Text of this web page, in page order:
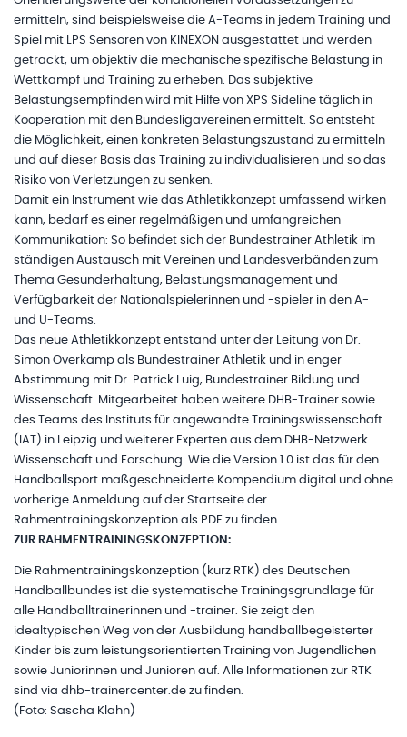
ermitteln, sind beispielsweise die A-Teams in jedem Training und
Spiel mit LPS Sensoren von KINEXON ausgestattet und werden
getrackt, um objektiv die mechanische spezifische Belastung in
Wettkampf und Training zu erheben. Das subjektive
Belastungsempfinden wird mit Hilfe von XPS Sideline täglich in
Kooperation mit den Bundesligavereinen ermittelt. So entsteht
die Möglichkeit, einen konkreten Belastungszustand zu ermitteln
und auf dieser Basis das Training zu individualisieren und so das
Risiko von Verletzungen zu senken.
Damit ein Instrument wie das Athletikkonzept umfassend wirken
kann, bedarf es einer regelmäßigen und umfangreichen
Kommunikation: So befindet sich der Bundestrainer Athletik im
ständigen Austausch mit Vereinen und Landesverbänden zum
Thema Gesunderhaltung, Belastungsmanagement und
Verfügbarkeit der Nationalspielerinnen und -spieler in den A-
und U-Teams.
Das neue Athletikkonzept entstand unter der Leitung von Dr.
Simon Overkamp als Bundestrainer Athletik und in enger
Abstimmung mit Dr. Patrick Luig, Bundestrainer Bildung und
Wissenschaft. Mitgearbeitet haben weitere DHB-Trainer sowie
des Teams des Instituts für angewandte Trainingswissenschaft
(IAT) in Leipzig und weiterer Experten aus dem DHB-Netzwerk
Wissenschaft und Forschung. Wie die Version 1.0 ist das für den
Handballsport maßgeschneiderte Kompendium digital und ohne
vorherige Anmeldung auf der Startseite der
Rahmentrainingskonzeption als PDF zu finden.
ZUR RAHMENTRAININGSKONZEPTION:
Die Rahmentrainingskonzeption (kurz RTK) des Deutschen
Handballbundes ist die systematische Trainingsgrundlage für
alle Handballtrainerinnen und -trainer. Sie zeigt den
idealtypischen Weg von der Ausbildung handballbegeisterter
Kinder bis zum leistungsorientierten Training von Jugendlichen
sowie Juniorinnen und Junioren auf. Alle Informationen zur RTK
sind via dhb-trainercenter.de zu finden.
(Foto: Sascha Klahn)